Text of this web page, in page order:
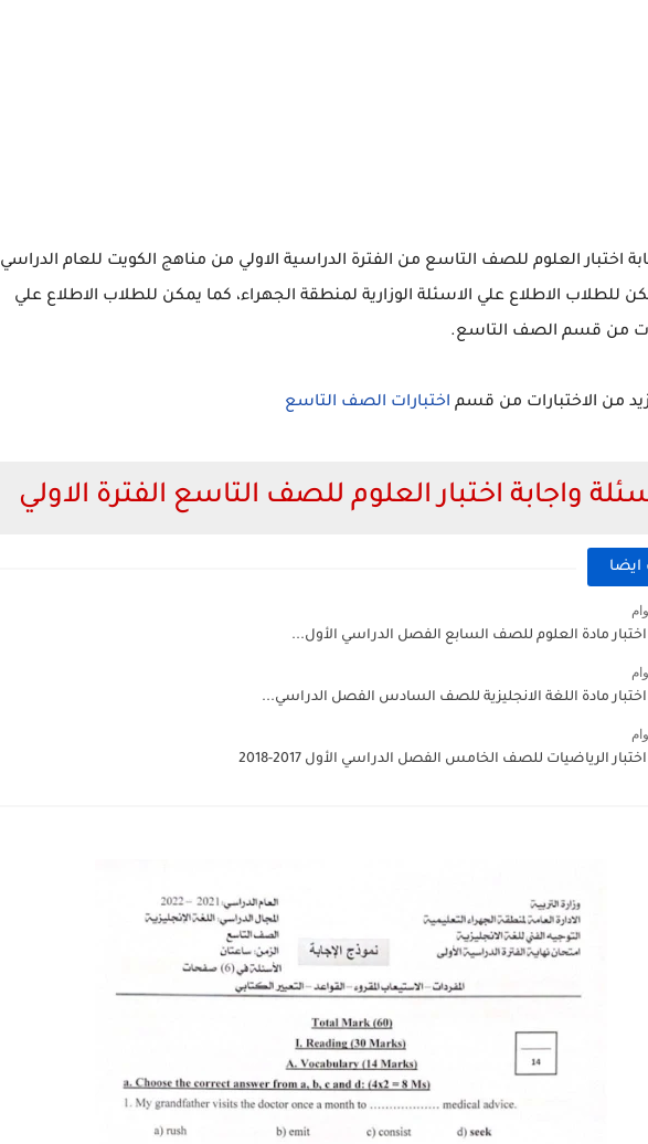
اختبار العلوم للصف التاسع من الفترة الدراسية الاولي من مناهج الكويت للعام الدراسي
م ، يمكن للطلاب الاطلاع علي الاسئلة الوزارية لمنطقة الجهراء، كما يمكن للطلاب الاطلاع علي
من قسم الصف التاسع.
من الاختبارات من قسم اختبارات الصف التاسع
واجابة اختبار العلوم للصف التاسع الفترة الاولي
اختبار مادة العلوم للصف السابع الفصل الدراسي الأول...
اختبار مادة اللغة الانجليزية للصف السادس الفصل الدراسي...
الرياضيات للصف الخامس الفصل الدراسي الأول 2017-2018